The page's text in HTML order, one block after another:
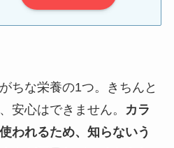
ちな栄養の1つ。きちんと
安心はできません。
カラ
われるため、知らないう